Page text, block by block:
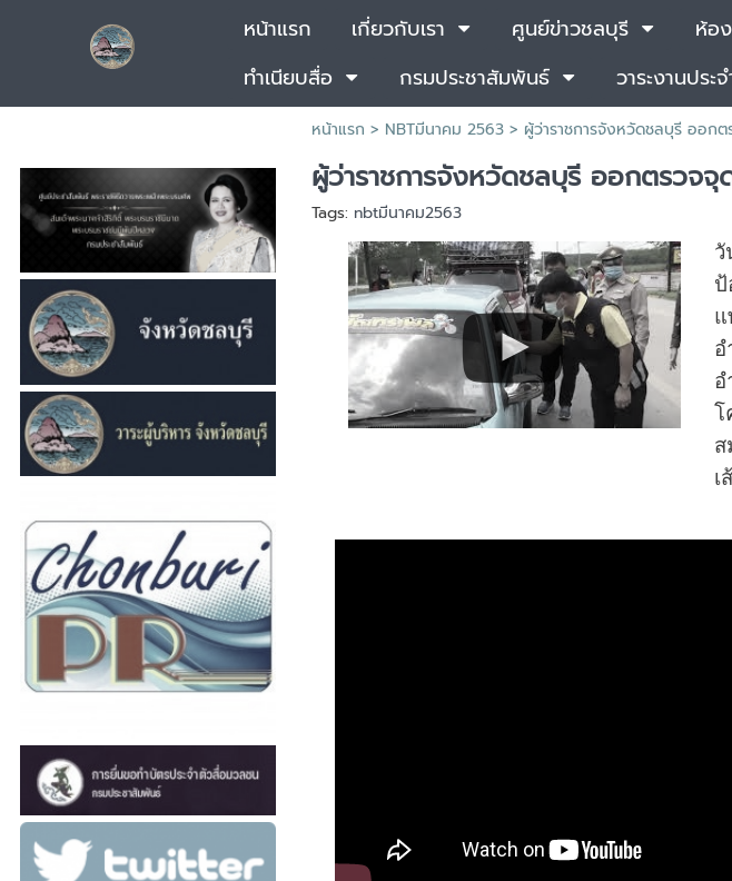
หน้าแรก เกี่ยวกับเรา ศูนย์ข่าวชลบุรี ห้อ
ทำเนียบสื่อ
กรมประชาสัมพันธ์ วาระงานประ
หน้าแรก > NBTมีนาคม 2563 > ผู้ว่าราชการจังหวัดชลบุรี ออก
ผู้ว่าราชการจังหวัดชลบุรี ออกตรวจ
Tags: nbtมีนาคม2563
วั
ป้
แ
อ
อ
โ
ส
เ